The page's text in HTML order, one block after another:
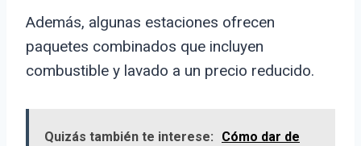
Además, algunas estaciones ofrecen
paquetes combinados que incluyen
combustible y lavado a un precio reducido.
Quizás también te interese:
Cómo dar de